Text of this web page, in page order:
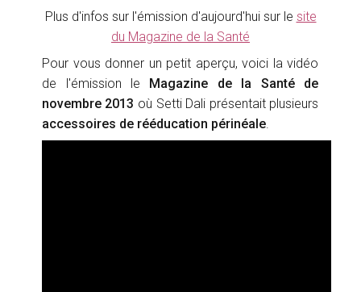
Plus d'infos sur l'émission d'aujourd'hui sur le site
du Magazine de la Santé
Pour vous donner un petit aperçu, voici la vidéo
de l'émission le Magazine de la Santé de
novembre 2013 où Setti Dali présentait plusieurs
accessoires de rééducation périnéale